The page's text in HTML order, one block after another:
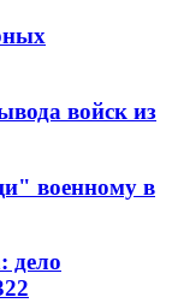
войск из
военному в
дело